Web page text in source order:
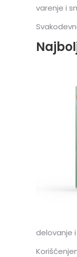
varenje i
delovanje